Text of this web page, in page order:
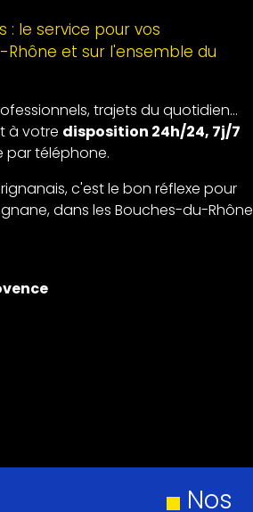
: le service pour vos
et sur l'ensemble du
trajets du quotidien...
à votre disposition 24h/24, 7j/7
téléphone.
c'est le bon réflexe pour
dans les Bouches-du-Rhône
Nos